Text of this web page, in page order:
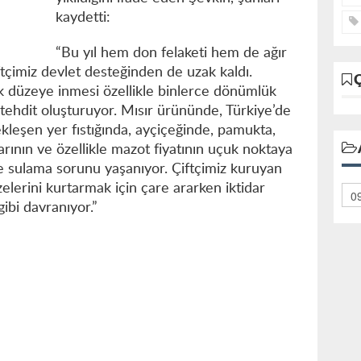
kaydetti:
“Bu yıl hem don felaketi hem de ağır
devlet desteğinden de uzak kaldı.
düzeye inmesi özellikle binlerce dönümlük
oluşturuyor. Mısır ürününde, Türkiye’de
yer fıstığında, ayçiçeğinde, pamukta,
ve özellikle mazot fiyatının uçuk noktaya
sorunu yaşanıyor. Çiftçimiz kuruyan
kurtarmak için çare ararken iktidar
davranıyor.”